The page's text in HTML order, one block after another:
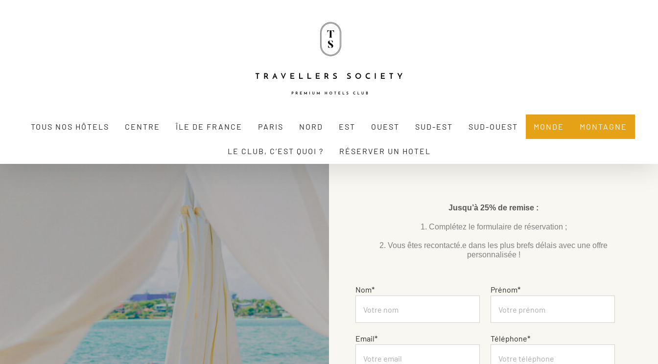
TOUS NOS HÔTELS CENTRE ÎLE DE FRANCE PARIS NORD EST OUEST SUD-EST SUD-OUEST MONDE MONTAGNE
LE CLUB, C’EST QUOI ? RÉSERVER UN HOTEL
Jusqu’à 25% de remise :
1. Complétez le formulaire de réservation ;
2. Vous êtes recontacté.e dans les plus brefs délais avec une offre
personnalisée !
Nom* Prénom*
Email* Téléphone*